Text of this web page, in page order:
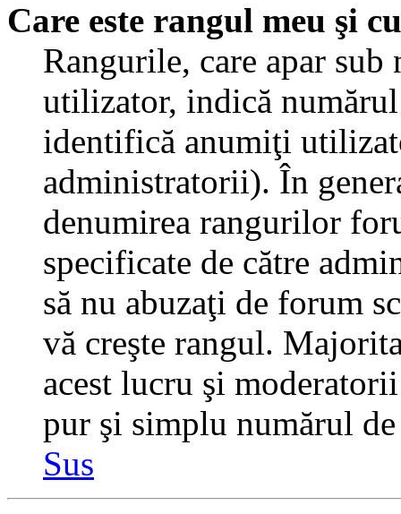
Care este rangul meu şi
Rangurile, care apar sub
utilizator, indică numărul
identifică anumiţi
administratorii). În
denumirea rangurilor
specificate de către
să nu abuzaţi de forum
vă creşte rangul.
acest lucru şi
pur şi simplu numărul de
Sus